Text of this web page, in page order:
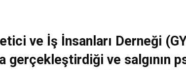
ve İş İnsanları Derneği
gerçekleştirdiği ve salgının